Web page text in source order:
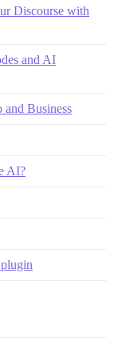
Discourse with
and AI
Business
AI?